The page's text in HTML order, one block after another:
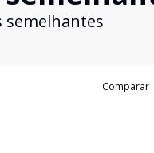
semelhantes
Comparar